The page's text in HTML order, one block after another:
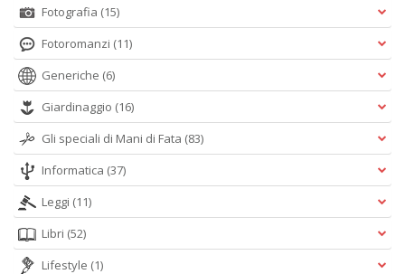
Fotografia (15)
Fotoromanzi (11)
Generiche (6)
Giardinaggio (16)
Gli speciali di Mani di Fata (83)
Informatica (37)
Leggi (11)
Libri (52)
Lifestyle (1)